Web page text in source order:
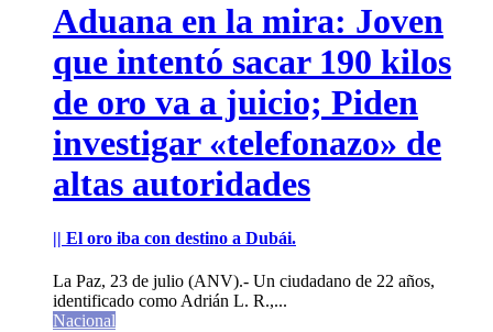
Aduana en la mira: Joven
que intentó sacar 190 kilos
de oro va a juicio; Piden
investigar «telefonazo» de
altas autoridades
|| El oro iba con destino a Dubái.
La Paz, 23 de julio (ANV).- Un ciudadano de 22 años,
identificado como Adrián L. R.,...
Nacional